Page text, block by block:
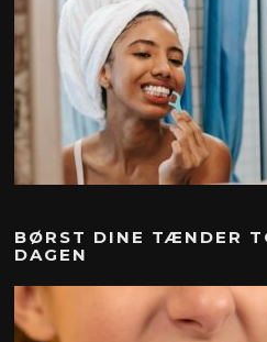
BØRST DINE TÆNDER
DAGEN